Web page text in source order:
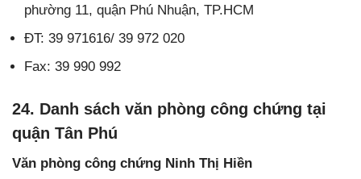
phường 11, quận Phú Nhuận, TP.HCM
ĐT: 39 971616/ 39 972 020
Fax: 39 990 992
24. Danh sách văn phòng công chứng tại
quận Tân Phú
Văn phòng công chứng Ninh Thị Hiền